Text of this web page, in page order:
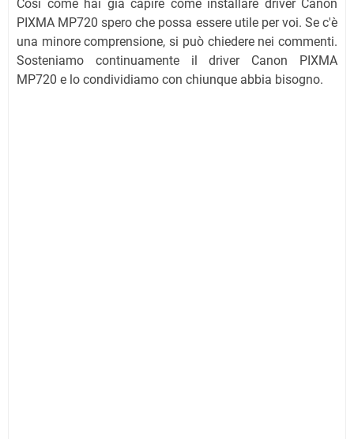
Così come hai già capire come installare driver Canon
PIXMA MP720 spero che possa essere utile per voi. Se c'è
una minore comprensione, si può chiedere nei commenti.
Sosteniamo continuamente il driver Canon PIXMA
MP720 e lo condividiamo con chiunque abbia bisogno.